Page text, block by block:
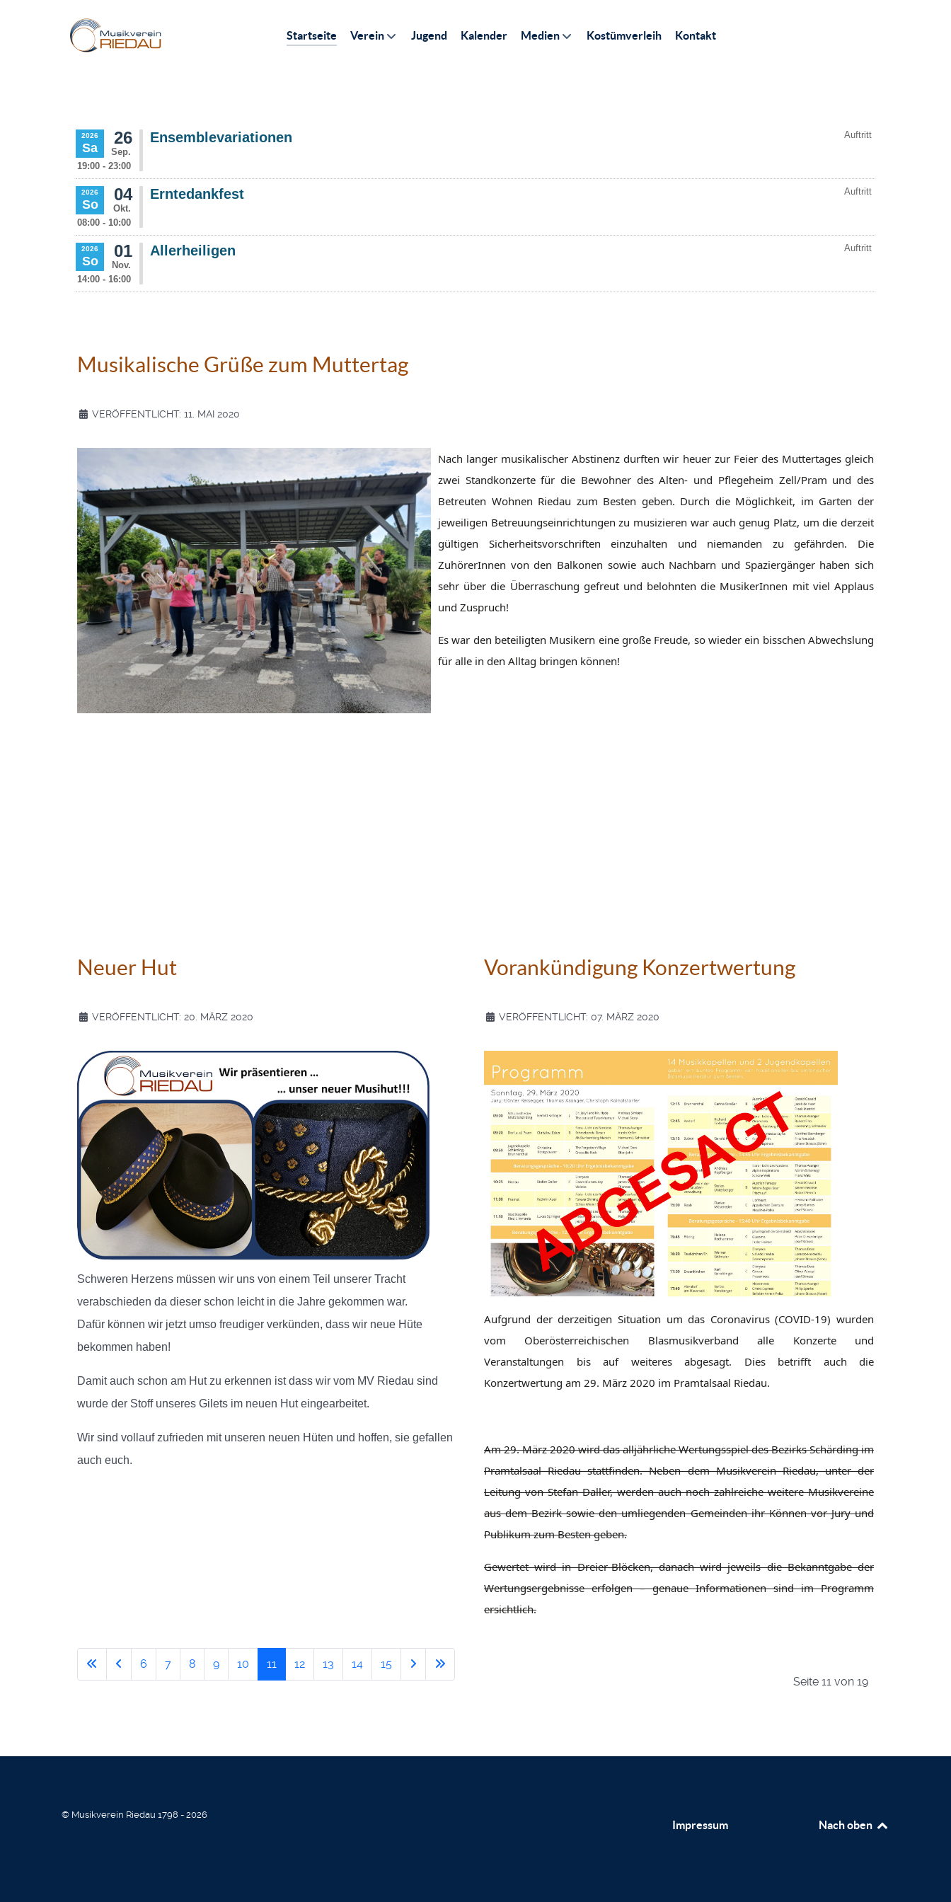
Startseite Verein Jugend Kalender Medien Kostümverleih Kontakt
Musikalische Grüße zum Muttertag
VERÖFFENTLICHT: 11. MAI 2020
Nach langer musikalischer Abstinenz durften wir heuer zur Feier des Muttertages gleich
zwei Standkonzerte für die Bewohner des Alten- und Pflegeheim Zell/Pram und des
Betreuten Wohnen Riedau zum Besten geben. Durch die Möglichkeit, im Garten der
jeweiligen Betreuungseinrichtungen zu musizieren war auch genug Platz, um die derzeit
gültigen Sicherheitsvorschriften einzuhalten und niemanden zu gefährden. Die
ZuhörerInnen von den Balkonen sowie auch Nachbarn und Spaziergänger haben sich
sehr über die Überraschung gefreut und belohnten die MusikerInnen mit viel Applaus
und Zuspruch!
Es war den beteiligten Musikern eine große Freude, so wieder ein bisschen Abwechslung
für alle in den Alltag bringen können!
Neuer Hut
VERÖFFENTLICHT: 20. MÄRZ 2020
Schweren Herzens müssen wir uns von einem Teil unserer Tracht
verabschieden da dieser schon leicht in die Jahre gekommen war.
Dafür können wir jetzt umso freudiger verkünden, dass wir neue Hüte
bekommen haben!
Damit auch schon am Hut zu erkennen ist dass wir vom MV Riedau sind
wurde der Stoff unseres Gilets im neuen Hut eingearbeitet.
Wir sind vollauf zufrieden mit unseren neuen Hüten und hoffen, sie gefallen
auch euch.
Vorankündigung Konzertwertung
VERÖFFENTLICHT: 07. MÄRZ 2020
Aufgrund der derzeitigen Situation um das Coronavirus (COVID-19) wurden
vom Oberösterreichischen Blasmusikverband alle Konzerte und
Veranstaltungen bis auf weiteres abgesagt. Dies betrifft auch die
Konzertwertung am 29. März 2020 im Pramtalsaal Riedau.
Am 29. März 2020 wird das alljährliche Wertungsspiel des Bezirks Schärding im
Pramtalsaal Riedau stattfinden. Neben dem Musikverein Riedau, unter der
Leitung von Stefan Daller, werden auch noch zahlreiche weitere Musikvereine
aus dem Bezirk sowie den umliegenden Gemeinden ihr Können vor Jury und
Publikum zum Besten geben.
Gewertet wird in Dreier-Blöcken, danach wird jeweils die Bekanntgabe der
Wertungsergebnisse erfolgen – genaue Informationen sind im Programm
ersichtlich.
Seite 11 von 19
6 7 8 9 10 11 12 13 14 15
© Musikverein Riedau 1798 - 2026
Impressum Nach oben